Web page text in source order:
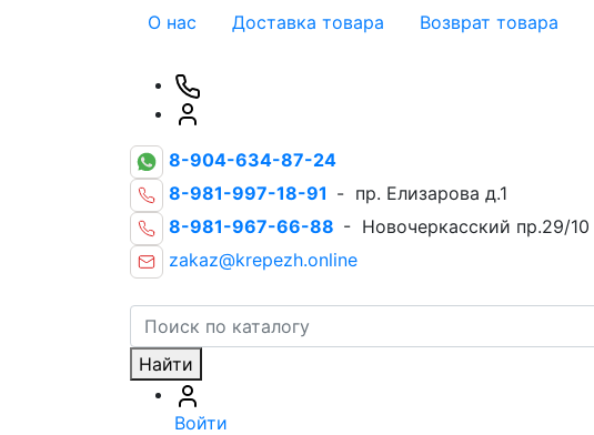
О нас Доставка товара Возврат товара
8-904-634-87-24
8-981-997-18-91 - пр. Елизарова д.1
8-981-967-66-88 - Новочеркасский пр.29/10
zakaz@krepezh.online
Найти
Войти